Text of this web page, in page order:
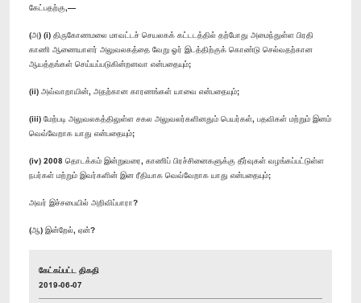
கேட்பதற்கு,—
(அ) (i) திருகோணமலை மாவட்டச் செயலகக் கட்டடத்தில் தற்போது அமைந்துள்ள பிரதி
காணி ஆணையாளர் அலுவலகத்தை வேறு ஓர் இடத்திற்குக் கொண்டு செல்வதற்கான
ஆயத்தங்கள் செய்யப்படுகின்றனவா என்பதையும்;
(ii) அவ்வாறாயின், அதற்கான காரணங்கள் யாவை என்பதையும்;
(iii) மேற்படி அலுவலகத்திலுள்ள சகல அலுவலர்களினதும் பெயர்கள், பதவிகள் மற்றும் இனம்
வெவ்வேறாக யாது என்பதையும்;
(iv) 2008 தொடக்கம் இன்றுவரை, காணிப் பிரச்சினைகளுக்கு தீர்வுகள் வழங்கப்பட்டுள்ள
நபர்கள் மற்றும் இவர்களின் இன ரீதியாக வெவ்வேறாக யாது என்பதையும்;
அவர் இச்சபையில் அறிவிப்பாரா?
(ஆ) இன்றேல், ஏன்?
கேட்கப்பட்ட திகதி
2019-06-07